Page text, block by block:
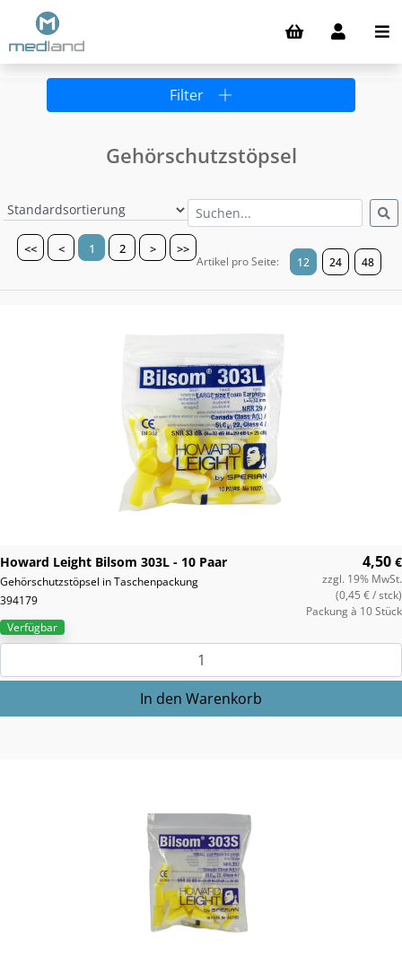
Filter
Gehörschutzstöpsel
<< < 1 2 > >>
Artikel pro Seite: 12 24 48
Howard Leight Bilsom 303L - 10 Paar
Gehörschutzstöpsel in Taschenpackung
394179
4,50 €
zzgl. 19% MwSt.
(0,45 €/ stck)
Packung à 10 Stück
Verfügbar